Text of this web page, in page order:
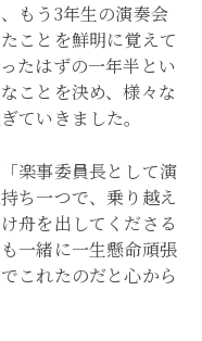
もう3年生の演奏会
ことを鮮明に覚えて
たはずの一年半とい
ことを決め、様々な
ていきました。
楽事委員長として演
ち一つで、乗り越え
舟を出してくださる
一緒に一生懸命頑張
これたのだと心から